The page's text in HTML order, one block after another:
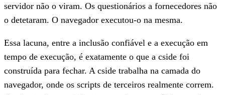
servidor não o viram. Os questionários a fornecedores não
o detetaram. O navegador executou-o na mesma.
Essa lacuna, entre a inclusão confiável e a execução em
tempo de execução, é exatamente o que a cside foi
construída para fechar. A cside trabalha na camada do
navegador, onde os scripts de terceiros realmente correm.